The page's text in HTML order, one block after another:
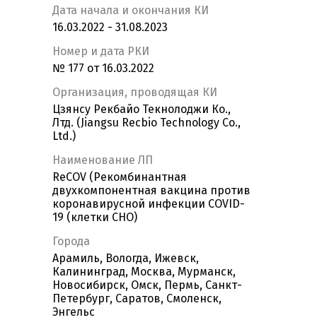
Дата начала и окончания КИ
16.03.2022 - 31.08.2023
Номер и дата РКИ
№ 177 от 16.03.2022
Организация, проводящая КИ
Цзянсу Рекбайо Текнолоджи Ко.,
Лтд. (Jiangsu Recbio Technology Co.,
Ltd.)
Наименование ЛП
ReCOV (Рекомбинантная
двухкомпонентная вакцина против
коронавирусной инфекции СOVID-
19 (клетки CHO)
Города
Арамиль, Вологда, Ижевск,
Калининград, Москва, Мурманск,
Новосибирск, Омск, Пермь, Санкт-
Петербург, Саратов, Смоленск,
Энгельс